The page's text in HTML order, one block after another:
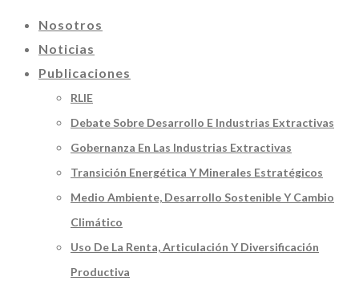
Nosotros
Noticias
Publicaciones
RLIE
Debate Sobre Desarrollo E Industrias Extractivas
Gobernanza En Las Industrias Extractivas
Transición Energética Y Minerales Estratégicos
Medio Ambiente, Desarrollo Sostenible Y Cambio
Climático
Uso De La Renta, Articulación Y Diversificación
Productiva